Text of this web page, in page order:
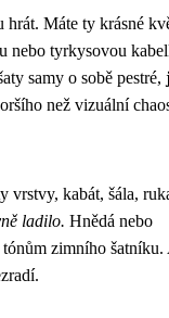
hrát. Máte ty krásné
nebo tyrkysovou
samy o sobě pestré,
než vizuální
vrstvy, kabát, šála,
ladilo. Hnědá nebo
zimního šatníku.